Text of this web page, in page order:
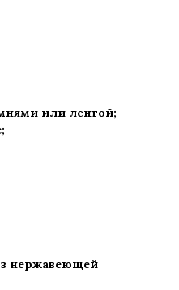
или лентой;
;
нержавеющей